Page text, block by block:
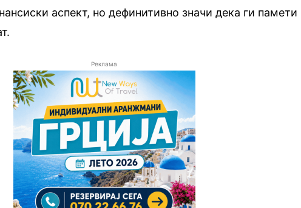
аспект, но дефинитивно значи дека ги памети
Реклама